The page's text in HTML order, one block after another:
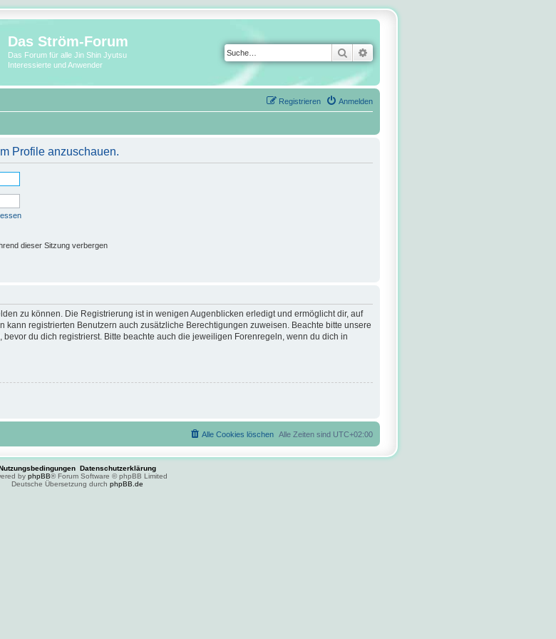
Das Ström-Forum
Das Forum für alle Jin Shin Jyutsu
Interessierte und Anwender
Suche
Anmelden
Registrieren
Profile anzuschauen.
dieser Sitzung verbergen
zu können. Die Registrierung ist in wenigen Augenblicken erledigt und ermöglicht dir, auf
registrierten Benutzern auch zusätzliche Berechtigungen zuweisen. Beachte bitte unsere
du dich registrierst. Bitte beachte auch die jeweiligen Forenregeln, wenn du dich in
Alle Zeiten sind UTC+02:00
Alle Cookies löschen
Datenschutzerklärung
by phpBB® Forum Software © phpBB Limited
Deutsche Übersetzung durch phpBB.de